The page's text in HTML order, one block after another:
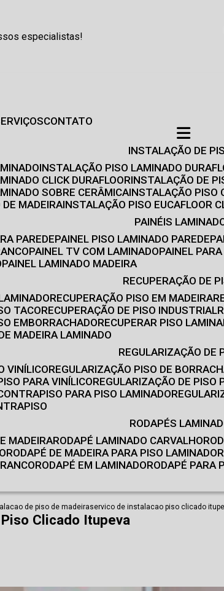
especialistas!
SERVIÇOS CONTATO
INSTALAÇÃO DE
INSTALAÇÃO PISO LAMINADO
CLICK DURAFLOOR INSTALAÇÃO DE
SOBRE CERÂMICA INSTALAÇÃO PISO
DE MADEIRA INSTALAÇÃO PISO EUCAFLOOR
PAINÉIS
PAREDE PAINEL PISO LAMINADO PAREDE
PAINEL TV COM LAMINADO PAINEL
PAINEL LAMINADO MADEIRA
RECUPERAÇÃO DE
RECUPERAÇÃO PISO EM MADEIRA
TACO RECUPERAÇÃO DE PISO INDUSTRIAL
EMBORRACHADO RECUPERAR PISO
MADEIRA LAMINADO
REGULARIZAÇÃO DE
VINÍLICO REGULARIZAÇÃO PISO DE
PARA VINÍLICO REGULARIZAÇÃO DE PISO
PARA PISO LAMINADO
RODAPÉS
MADEIRA RODAPÉ LAMINADO CARVALHO
RODAPÉ DE MADEIRA PARA PISO LAMINADO
RODAPÉ EM LAMINADO RODAPÉ
de piso de madeiraservico de instalacao piso clicado
Clicado Itupeva